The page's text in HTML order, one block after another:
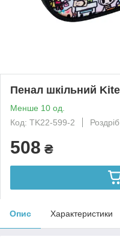
Пенал шкільний
Менше 10 од.
Код: TK22-599-2
Роздріб
508 ₴
Опис Характеристики